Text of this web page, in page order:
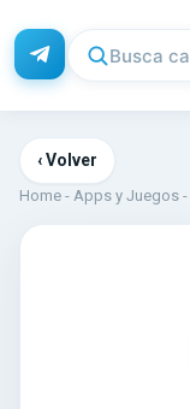
‹ Volver
Home - Apps y Juegos -